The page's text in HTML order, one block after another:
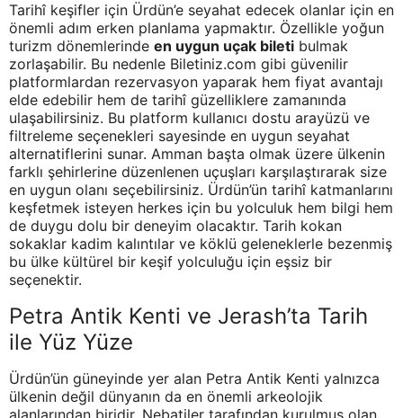
Tarihî keşifler için Ürdün’e seyahat edecek olanlar için en
önemli adım erken planlama yapmaktır. Özellikle yoğun
turizm dönemlerinde en uygun uçak bileti bulmak
zorlaşabilir. Bu nedenle Biletiniz.com gibi güvenilir
platformlardan rezervasyon yaparak hem fiyat avantajı
elde edebilir hem de tarihî güzelliklere zamanında
ulaşabilirsiniz. Bu platform kullanıcı dostu arayüzü ve
filtreleme seçenekleri sayesinde en uygun seyahat
alternatiflerini sunar. Amman başta olmak üzere ülkenin
farklı şehirlerine düzenlenen uçuşları karşılaştırarak size
en uygun olanı seçebilirsiniz. Ürdün’ün tarihî katmanlarını
keşfetmek isteyen herkes için bu yolculuk hem bilgi hem
de duygu dolu bir deneyim olacaktır. Tarih kokan
sokaklar kadim kalıntılar ve köklü geleneklerle bezenmiş
bu ülke kültürel bir keşif yolculuğu için eşsiz bir
seçenektir.
Petra Antik Kenti ve Jerash’ta Tarih
ile Yüz Yüze
Ürdün’ün güneyinde yer alan Petra Antik Kenti yalnızca
ülkenin değil dünyanın da en önemli arkeolojik